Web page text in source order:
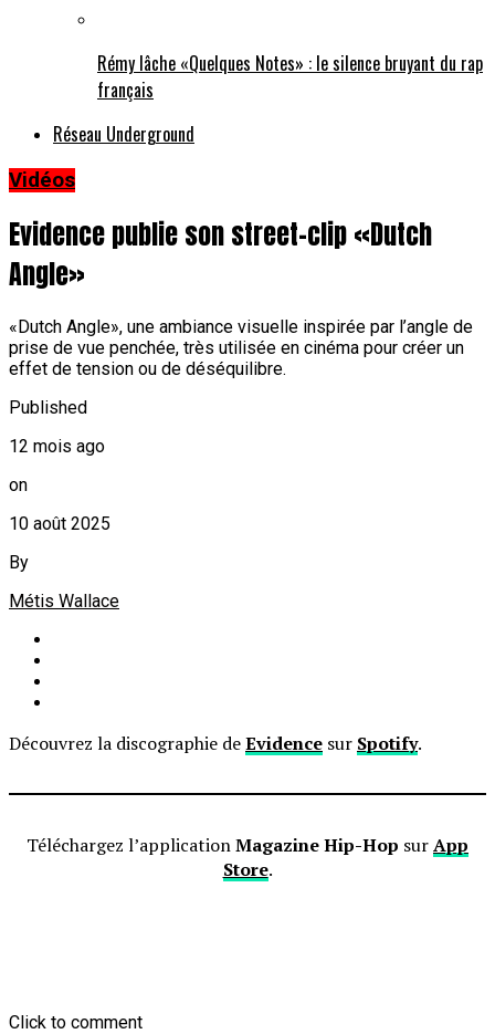
Rémy lâche «Quelques Notes» : le silence bruyant du rap
français
Réseau Underground
Vidéos
Evidence publie son street-clip «Dutch
Angle»
«Dutch Angle», une ambiance visuelle inspirée par l’angle de
prise de vue penchée, très utilisée en cinéma pour créer un
effet de tension ou de déséquilibre.
Published
12 mois ago
on
10 août 2025
By
Métis Wallace
Découvrez la discographie deEvidence sur Spotify.
Téléchargez l’applicationMagazine Hip-Hop surApp
Store.
Click to comment